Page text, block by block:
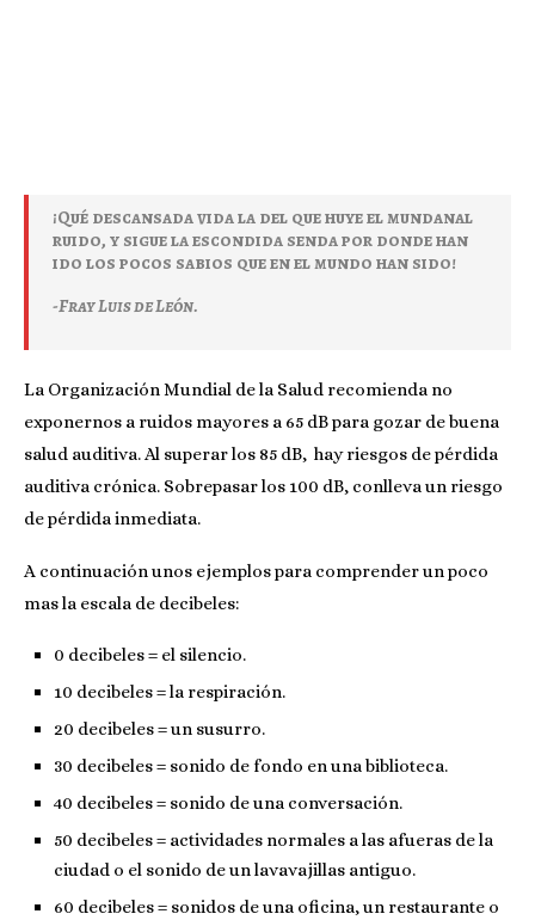
¡Qué descansada vida la del que huye el mundanal
ruido, y sigue la escondida senda por donde han
ido los pocos sabios que en el mundo han sido!
-Fray Luis de León.
La Organización Mundial de la Salud recomienda no
exponernos a ruidos mayores a 65 dB para gozar de buena
salud auditiva. Al superar los 85 dB, hay riesgos de pérdida
auditiva crónica. Sobrepasar los 100 dB, conlleva un riesgo
de pérdida inmediata.
A continuación unos ejemplos para comprender un poco
mas la escala de decibeles:
0 decibeles = el silencio.
10 decibeles = la respiración.
20 decibeles = un susurro.
30 decibeles = sonido de fondo en una biblioteca.
40 decibeles = sonido de una conversación.
50 decibeles = actividades normales a las afueras de la
ciudad o el sonido de un lavavajillas antiguo.
60 decibeles = sonidos de una oficina, un restaurante o